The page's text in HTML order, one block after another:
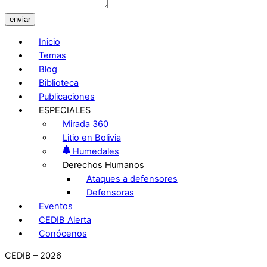
enviar
Inicio
Temas
Blog
Biblioteca
Publicaciones
ESPECIALES
Mirada 360
Litio en Bolivia
Humedales
Derechos Humanos
Ataques a defensores
Defensoras
Eventos
CEDIB Alerta
Conócenos
CEDIB – 2026